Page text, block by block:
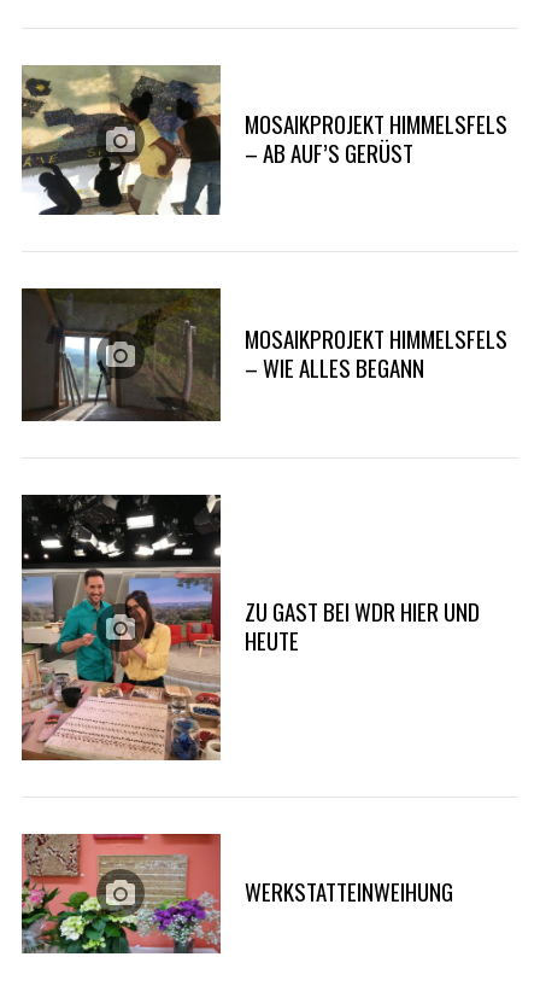
MOSAIKPROJEKT HIMMELSFELS
– AB AUF’S GERÜST
MOSAIKPROJEKT HIMMELSFELS
– WIE ALLES BEGANN
ZU GAST BEI WDR HIER UND
HEUTE
WERKSTATTEINWEIHUNG